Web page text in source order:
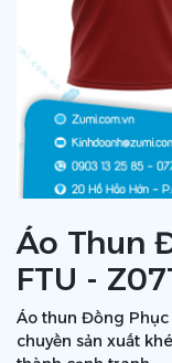
Áo Thun
FTU -
Áo thun Đồng
chuyền sản xuất